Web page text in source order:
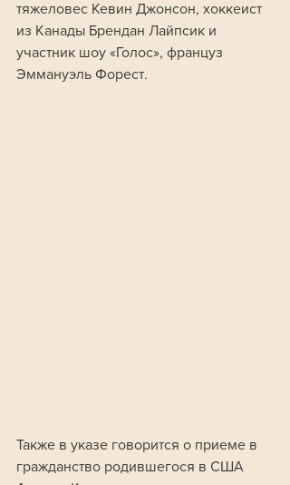
тяжеловес Кевин Джонсон, хоккеист
из Канады Брендан Лайпсик и
участник шоу «Голос», француз
Эммануэль Форест.
Также в указе говорится о приеме в
гражданство родившегося в США